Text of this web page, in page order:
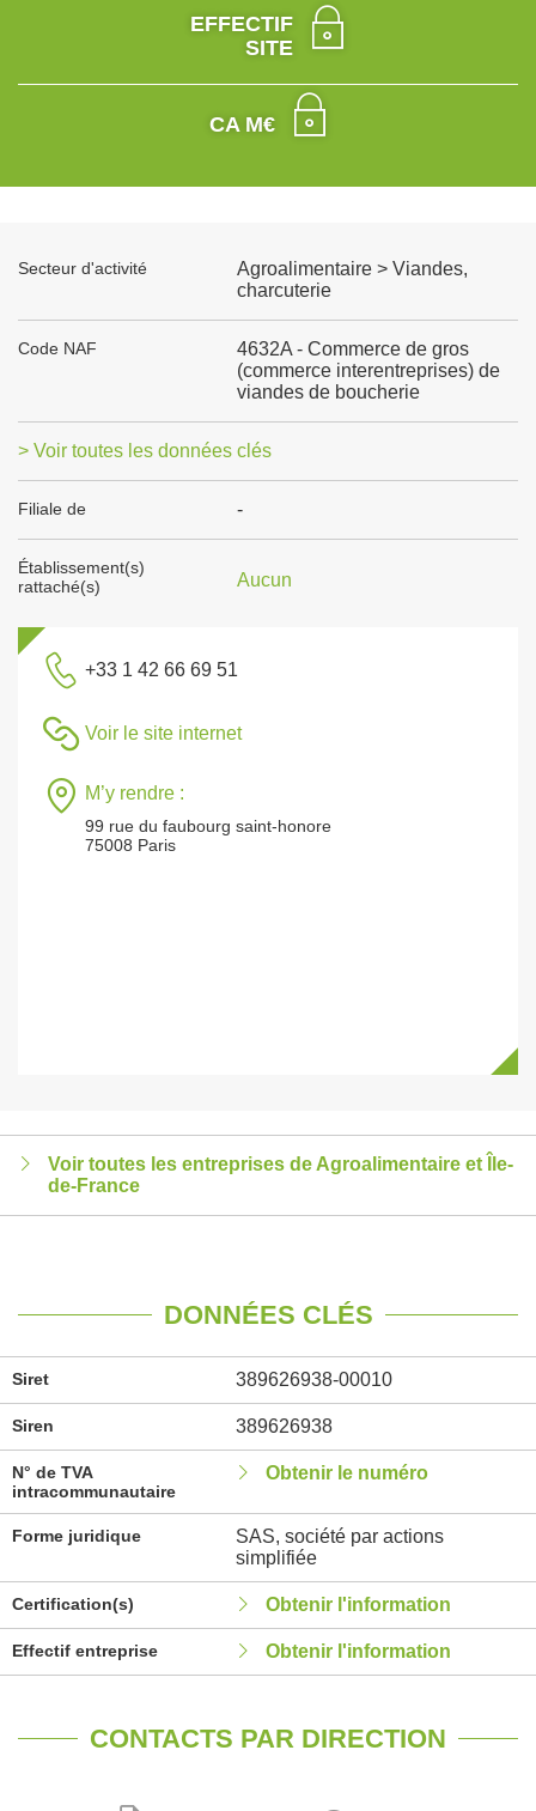
EFFECTIF
SITE
CA M€
Secteur d'activité
Agroalimentaire > Viandes,
charcuterie
Code NAF
4632A - Commerce de gros
(commerce interentreprises) de
viandes de boucherie
> Voir toutes les données clés
Filiale de -
Établissement(s)
rattaché(s)
Aucun
+33 1 42 66 69 51
Voir le site internet
M’y rendre :
99 rue du faubourg saint-honore
75008 Paris
Voir toutes les entreprises de Agroalimentaire et Île-
de-France
DONNÉES CLÉS
Siret 389626938-00010
Siren 389626938
N° de TVA
intracommunautaire
Obtenir le numéro
Forme juridique
SAS, société par actions
simplifiée
Certification(s) Obtenir l'information
Effectif entreprise Obtenir l'information
CONTACTS PAR DIRECTION